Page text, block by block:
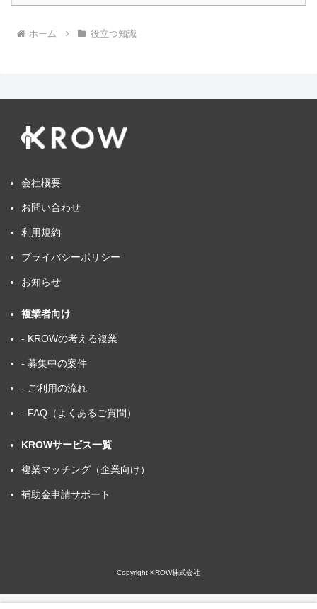
ホーム 役立つ知識
会社概要
お問い合わせ
利用規約
プライバシーポリシー
お知らせ
複業者向け
- KROWの考える複業
- 募集中の案件
- ご利用の流れ
- FAQ（よくあるご質問）
KROWサービス一覧
複業マッチング（企業向け）
補助金申請サポート
Copyright KROW株式会社